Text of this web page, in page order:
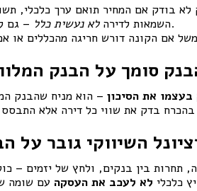
השמאות לדירהלא נעשית כלל
– גם לא על-ידי שמאי הבנק.
סומך על הבנק
את הסיכון
השיווקי גובר
כלכלי לא לעכב את העסקה